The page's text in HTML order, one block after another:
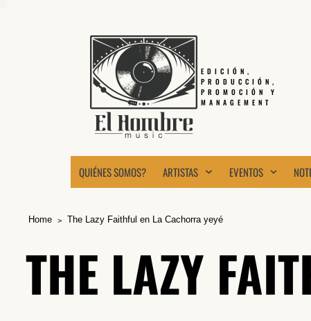
EDICIÓN,
PRODUCCIÓN,
PROMOCIÓN Y
MANAGEMENT
QUIÉNES SOMOS? ARTISTAS EVENTOS
Home The Lazy Faithful en La Cachorra yeyé
THE LAZY